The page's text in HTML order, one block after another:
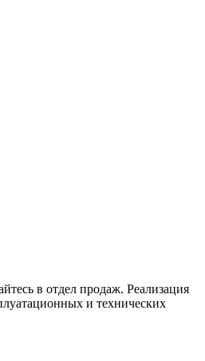
в отдел продаж. Реализация
и технических